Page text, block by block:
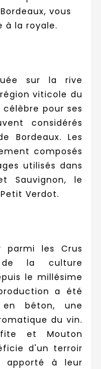
vous
à la royale.
sur la rive
viticole du
célèbre pour ses
considérés
Bordeaux. Les
composés
utilisés dans
Sauvignon, le
Verdot.
parmi les Crus
de la culture
le millésime
a été
béton, une
du vin.
et Mouton
d'un terroir
apporté à leur